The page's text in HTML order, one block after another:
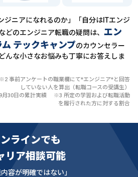
ジニアになれるのか」「自分はITエンジ
どのエンジニア転職の疑問は、 エン
テックキャンプのカウンセラー
んな小さなお悩みも丁寧にお答えしま
事前アンケートの職業欄にて*エンジニア*と回答
していない人を算出（転職コースの受講生）
30日の累計実績 ※3 所定の学習および転職活動
を履行された方に対する割合
ラインでも
リア相談可能
内容が明確ではない」